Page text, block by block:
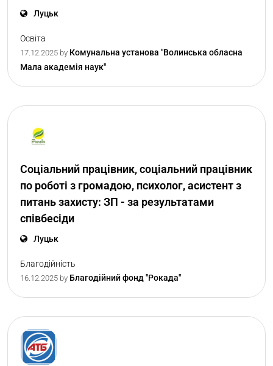
Луцьк
Освіта
17.12.2025 by Комунальна установа "Волинська обласна
Мала академія наук"
Соціальний працівник, соціальний працівник
по роботі з громадою, психолог, асистент з
питань захисту: ЗП - за результатами
співбесіди
Луцьк
Благодійність
16.12.2025 by Благодійний фонд "Рокада"